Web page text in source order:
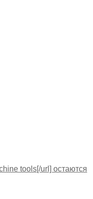
tools[/url] остаются